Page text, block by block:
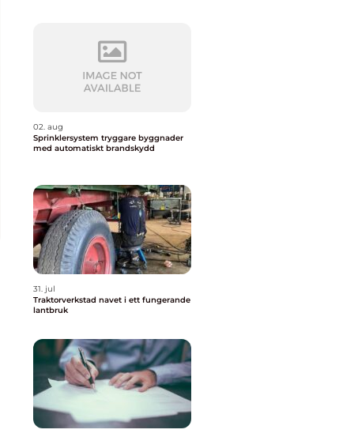
02. aug
Sprinklersystem tryggare byggnader
med automatiskt brandskydd
31. jul
Traktorverkstad navet i ett fungerande
lantbruk